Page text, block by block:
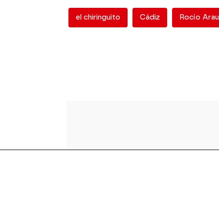
el chiringuito Cádiz Rocío